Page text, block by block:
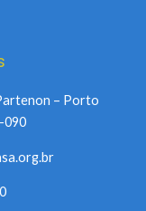
– Porto
090